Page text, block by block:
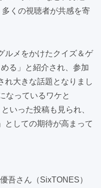
多くの視聴者が共感を寄
ルメをかけたクイズ＆ゲ
る」と紹介され、参加
れ大きな話題となりまし
なっているワケと
いった投稿も見られ、
としての期待が高まって
吾さん（SixTONES）